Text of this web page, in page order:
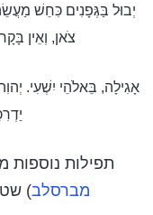
יְבוּל בַּגְּפָנִים כִּחֵשׁ
צֹאן, וְאֵין
אָגִילָה, בֵּאלֹהֵי יִשְׁעִי.
תפילות נוספות
מברסלב)